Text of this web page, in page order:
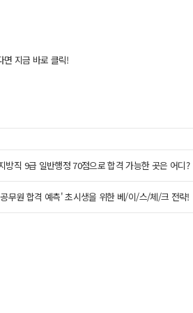
면 지금 바로 클릭!
방직 9급 일반행정 70점으로 합격 가능한 곳은 어디?
무원 합격 예측' 초시생을 위한 베/이/스/체/크 전략!